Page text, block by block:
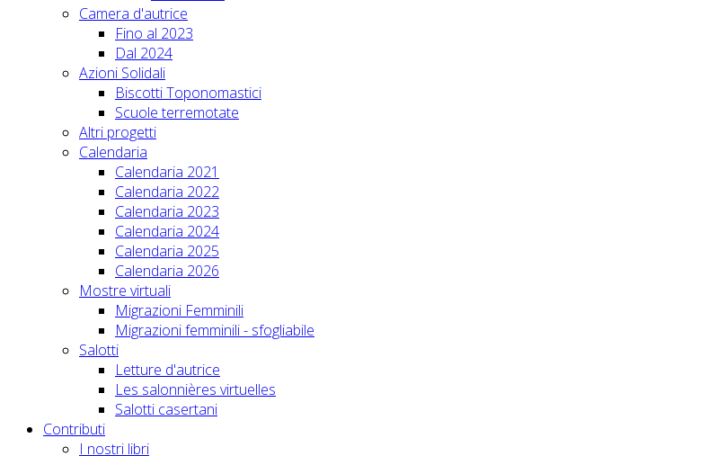
Camera d'autrice
Fino al 2023
Dal 2024
Azioni Solidali
Biscotti Toponomastici
Scuole terremotate
Altri progetti
Calendaria
Calendaria 2021
Calendaria 2022
Calendaria 2023
Calendaria 2024
Calendaria 2025
Calendaria 2026
Mostre virtuali
Migrazioni Femminili
Migrazioni femminili - sfogliabile
Salotti
Letture d'autrice
Les salonnières virtuelles
Salotti casertani
Contributi
I nostri libri